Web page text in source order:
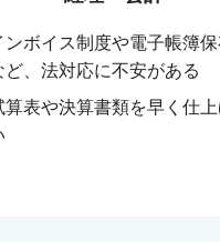
ンボイス制度や電子帳簿
ど、法対応に不安がある
算表や決算書類を早く仕上